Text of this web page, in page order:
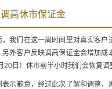
高休市保证金
我们在这一周时间里对真实客
外客户反映调高保证金会增加
日）休市前半小时我们会恢复
表示歉意，经过此次了解和调整，